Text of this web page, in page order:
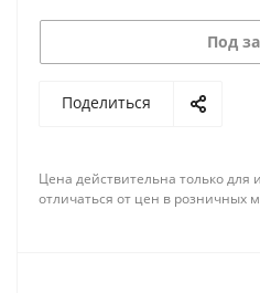
Под
Поделиться
Цена действительна только
отличаться от цен в розничных